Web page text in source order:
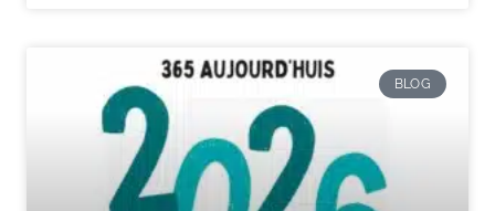
BLOG